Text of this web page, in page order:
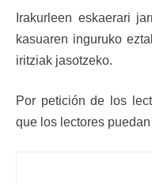
Irakurleen eskaerari
kasuaren inguruko
iritziak jasotzeko.
Por petición de los
que los lectores